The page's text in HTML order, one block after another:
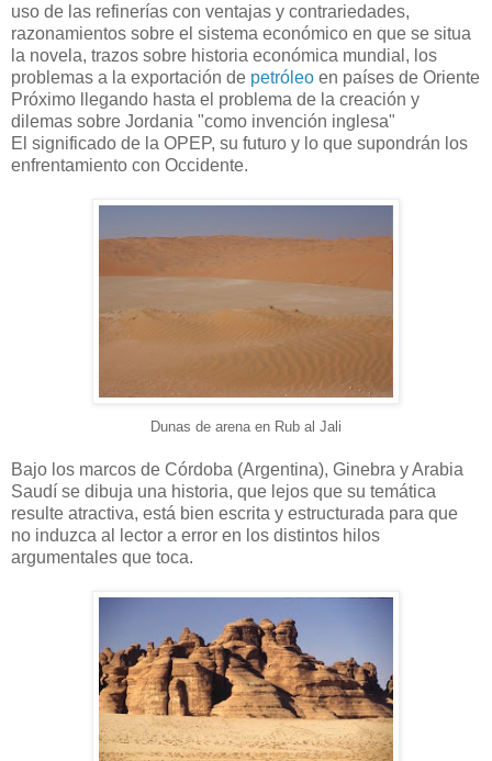
uso de las refinerías con ventajas y contrariedades,
razonamientos sobre el sistema económico en que se situa
la novela, trazos sobre historia económica mundial, los
problemas a la exportación de petróleo en países de Oriente
Próximo llegando hasta el problema de la creación y
dilemas sobre Jordania "como invención inglesa"
El significado de la OPEP, su futuro y lo que supondrán los
enfrentamiento con Occidente.
Dunas de arena en Rub al Jali
Bajo los marcos de Córdoba (Argentina), Ginebra y Arabia
Saudí se dibuja una historia, que lejos que su temática
resulte atractiva, está bien escrita y estructurada para que
no induzca al lector a error en los distintos hilos
argumentales que toca.